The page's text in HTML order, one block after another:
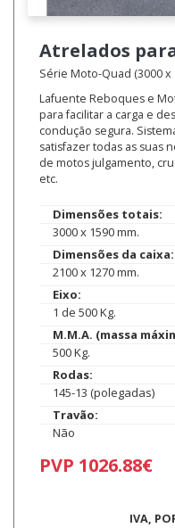
Atrelados
Série Moto-Quad (3000 x
Lafuente Reboques e
para facilitar a carga e
condução segura.
satisfazer todas as suas
de motos julgamento,
etc.
Dimensões totais:
3000 x 1590 mm.
Dimensões da caixa:
2100 x 1270 mm.
Eixo:
1 de 500 Kg.
M.M.A. (massa
500 Kg.
Rodas:
145-13 (polegadas)
Travão:
Não
PVP 1026.88€
IVA,